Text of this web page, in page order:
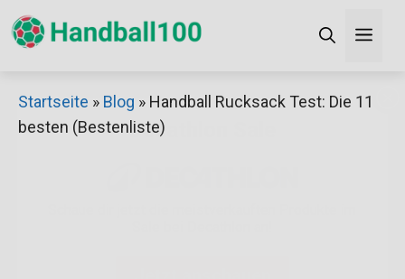
Zum
Inhalt
Startseite » Blog » Handball Rucksack Test: Die 11
besten (Bestenliste)Decathlon Sale